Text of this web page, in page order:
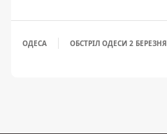
ОДЕСА ОБСТРІЛ ОДЕСИ 2 БЕРЕЗНЯ